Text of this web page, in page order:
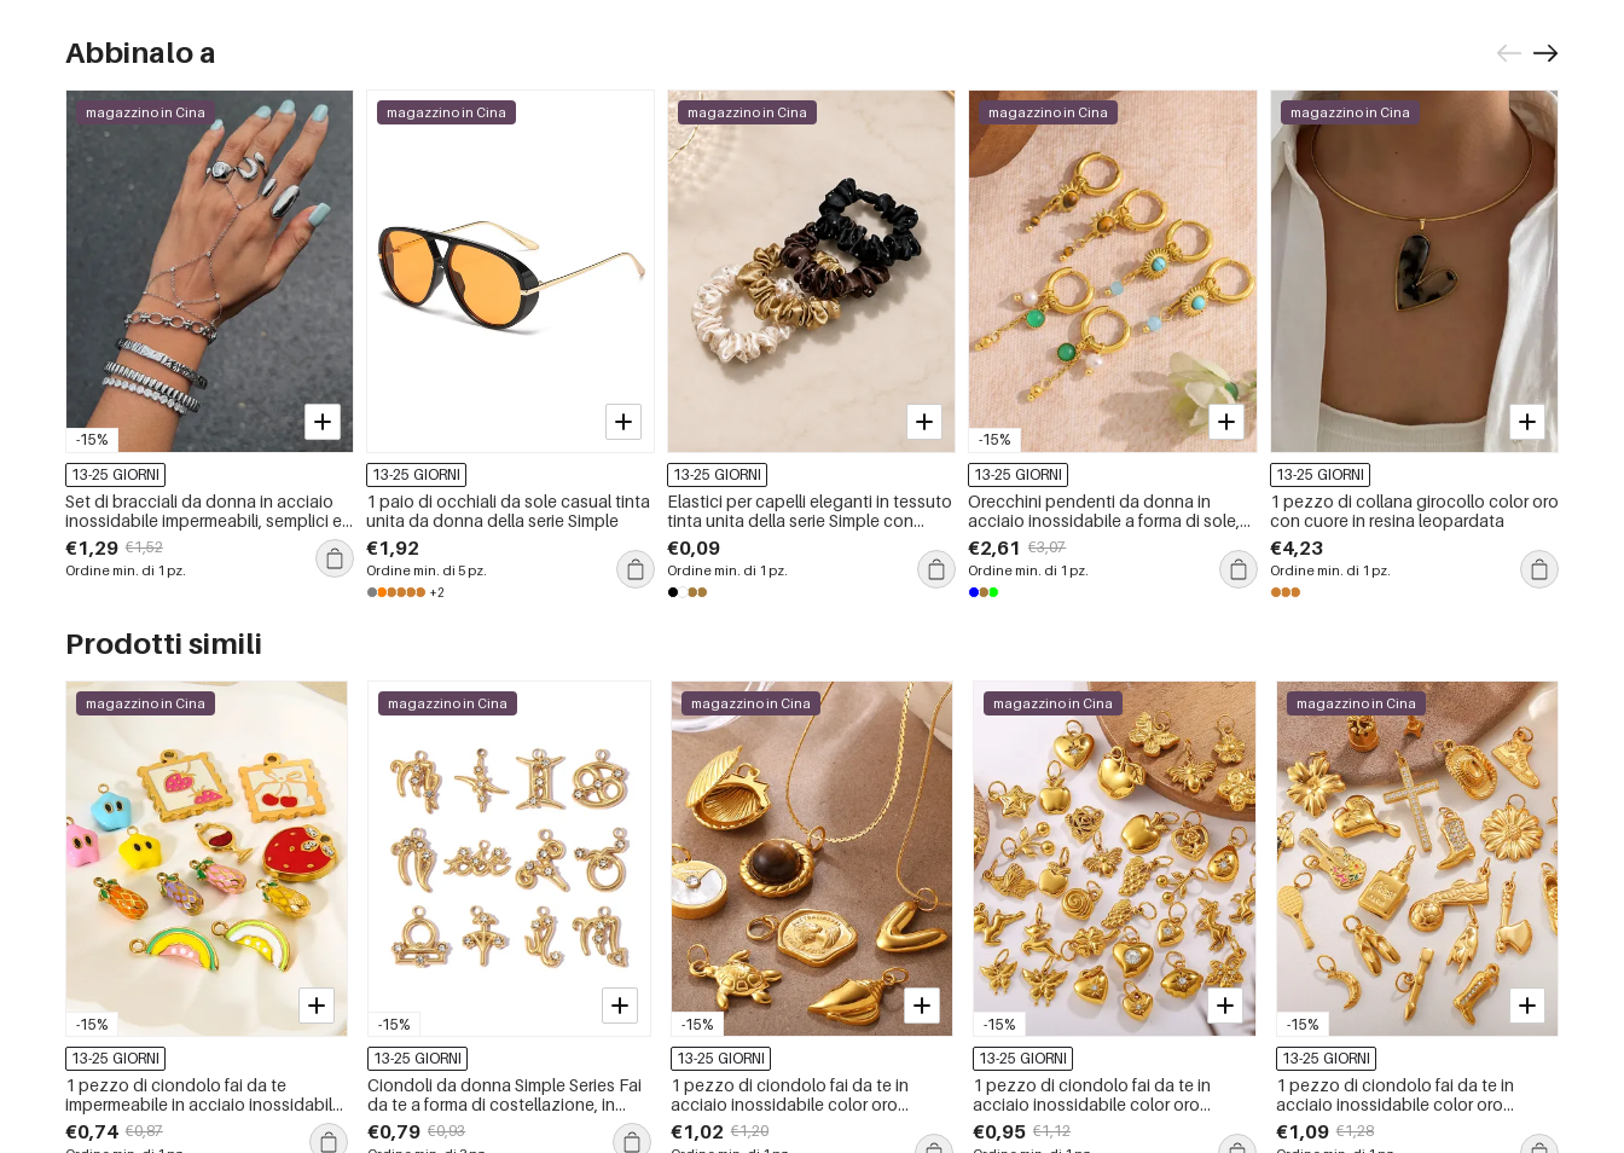
Abbinalo a
-15%
magazzino in Cina
13-25 GIORNI
Set di bracciali da donna in acciaio
inossidabile impermeabili, semplici e
dalla forma irregolare
€1,29 €1,52
Ordine min. di 1 pz.
magazzino in Cina
13-25 GIORNI
1 paio di occhiali da sole casual tinta
unita da donna della serie Simple
€1,92
Ordine min. di 5 pz.
+2
magazzino in Cina
13-25 GIORNI
Elastici per capelli eleganti in tessuto
tinta unita della serie Simple con
strass
€0,09
Ordine min. di 1 pz.
-15%
magazzino in Cina
13-25 GIORNI
Orecchini pendenti da donna in
acciaio inossidabile a forma di sole,
impermeabili, color oro, con pietra
naturale
€2,61 €3,07
Ordine min. di 1 pz.
magazzino in Cina
13-25 GIORNI
1 pezzo di collana girocollo color oro
con cuore in resina leopardata
€4,23
Ordine min. di 1 pz.
Prodotti simili
-15%
magazzino in Cina
13-25 GIORNI
1 pezzo di ciondolo fai da te
impermeabile in acciaio inossidabile
a forma di frutta
€0,74 €0,87
-15%
magazzino in Cina
13-25 GIORNI
Ciondoli da donna Simple Series Fai
da te a forma di costellazione, in
acciaio inossidabile impermeabile
color oro.
€0,79 €0,93
-15%
magazzino in Cina
13-25 GIORNI
1 pezzo di ciondolo fai da te in
acciaio inossidabile color oro
impermeabile
€1,02 €1,20
-15%
magazzino in Cina
13-25 GIORNI
1 pezzo di ciondolo fai da te in
acciaio inossidabile color oro
impermeabile
€0,95 €1,12
-15%
magazzino in Cina
13-25 GIORNI
1 pezzo di ciondolo fai da te in
acciaio inossidabile color oro
impermeabile
€1,09 €1,28